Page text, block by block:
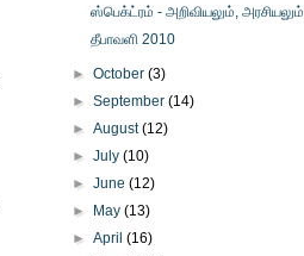
ஸ்பெக்ட்ரம் - அறிவியலும், அரசியலும்
தீபாவளி 2010
►October(3)
►September(14)
►August(12)
►July(10)
►June(12)
►
May(13)
►April(16)